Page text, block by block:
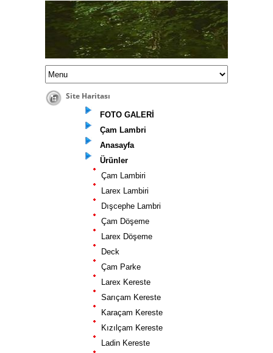
ÖZLER ORMAN ÜRÜNLERİ
0216 420 5898
Site Haritası
FOTO GALERİ
Çam Lambri
Anasayfa
Ürünler
Çam Lambiri
Larex Lambiri
Dışcephe Lambri
Çam Döşeme
Larex Döşeme
Deck
Çam Parke
Larex Kereste
Sarıçam Kereste
Karaçam Kereste
Kızılçam Kereste
Ladin Kereste